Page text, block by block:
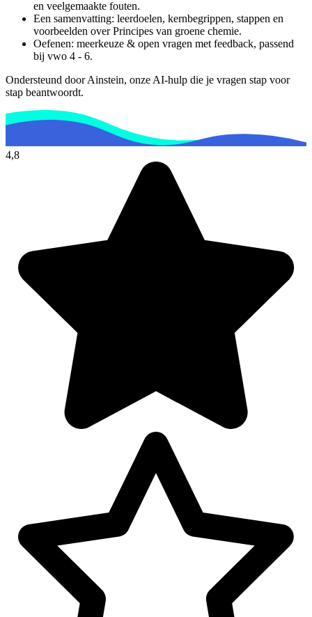
en veelgemaakte fouten.
Een samenvatting: leerdoelen, kernbegrippen, stappen en
voorbeelden overPrincipes van groene chemie.
Oefenen: meerkeuze & open vragen met feedback, passend
bij vwo 4 - 6.
Ondersteund door Ainstein, onze AI-hulp die je vragen stap voor
stap beantwoordt.
4,8